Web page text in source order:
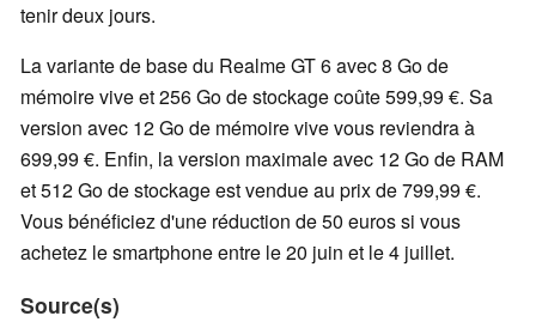
tenir deux jours.
La variante de base du Realme GT 6 avec 8 Go de
mémoire vive et 256 Go de stockage coûte 599,99 €. Sa
version avec 12 Go de mémoire vive vous reviendra à
699,99 €. Enfin, la version maximale avec 12 Go de RAM
et 512 Go de stockage est vendue au prix de 799,99 €.
Vous bénéficiez d'une réduction de 50 euros si vous
achetez le smartphone entre le 20 juin et le 4 juillet.
Source(s)